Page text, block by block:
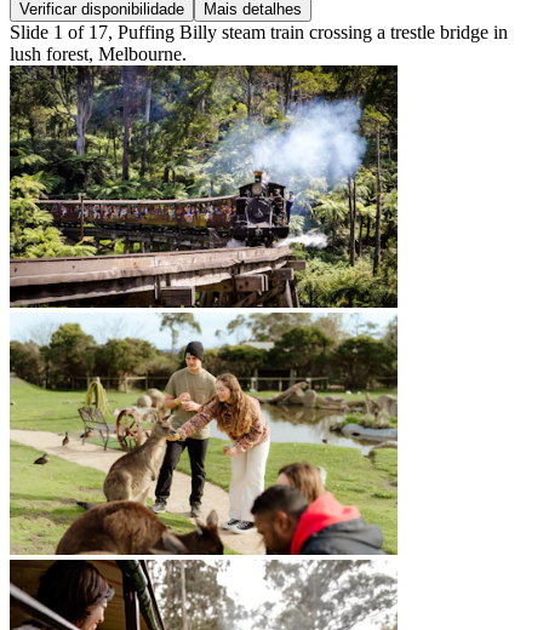
Verificar disponibilidade Mais detalhes
Slide 1 of 17, Puffing Billy steam train crossing a trestle bridge in
lush forest, Melbourne.